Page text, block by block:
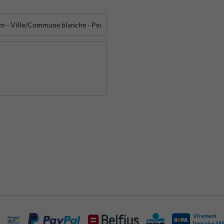
Virement